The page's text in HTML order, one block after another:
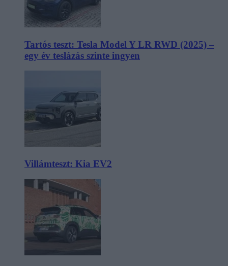
Tartós teszt: Tesla Model Y LR RWD (2025) –
egy év teslázás szinte ingyen
Villámteszt: Kia EV2